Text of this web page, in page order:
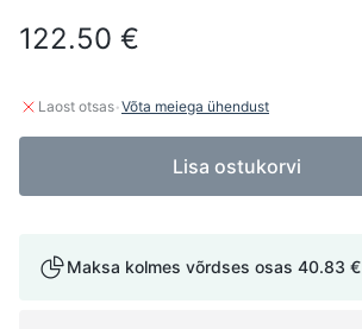
122.50 €
Laost otsas·Võta meiega ühendust
Lisa ostukorvi
Maksa kolmes võrdses osas 40.83 €